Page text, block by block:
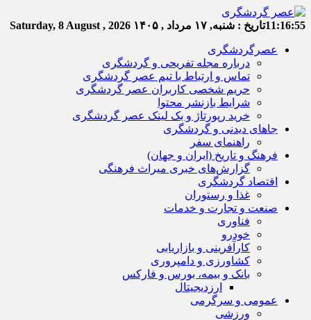
11:16:56تاریخ : شنبه, ۱۷ مرداد , ۱۴۰۵ Saturday, 8 August , 2026
عصرگردشگری
درباره مجله تفریحی و گردشگری
تماس و ارتباط با تیم عصر گردشگری
حریم شخصی کاربران عصر گردشگری
شرایط بازنشر محتوا
خرید رپورتاژ و بک لینک عصر گردشگری
جاهای دیدنی و گردشگری
راهنمای سفر
فرهنگ و تاریخ (ایران و جهان)
گزارش‌های خبری میراث فرهنگی
اقتصاد گردشگری
غذا و رستوران
صنعت و تجارت و خدمات
فناوری
خودرو
کارآفرینی و بازاریابی
کشاورزی و دامپروری
بانک و بیمه، بورس و فارکس
ارزدیجیتال
عمومی و سرگرمی
ورزشی